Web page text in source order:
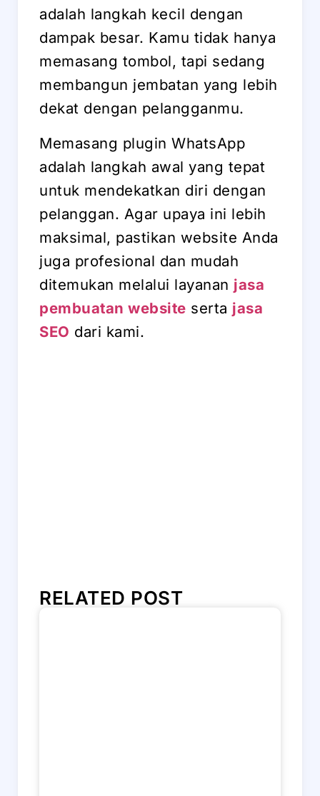
adalah langkah kecil dengan
dampak besar. Kamu tidak hanya
memasang tombol, tapi sedang
membangun jembatan yang lebih
dekat dengan pelangganmu.
Memasang plugin WhatsApp
adalah langkah awal yang tepat
untuk mendekatkan diri dengan
pelanggan. Agar upaya ini lebih
maksimal, pastikan website Anda
juga profesional dan mudah
ditemukan melalui layanan jasa
pembuatan website serta jasa
SEO dari kami.
RELATED POST